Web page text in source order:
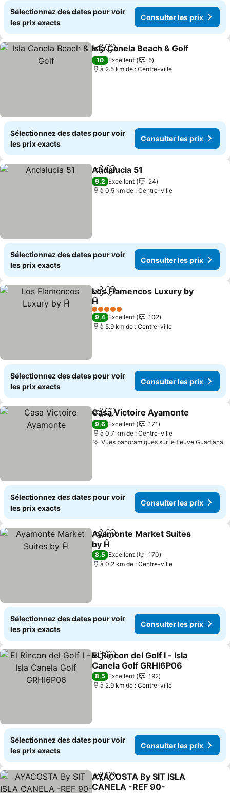
Sélectionnez des dates pour voir
les prix exacts
Consulter les prix
PartagerAjouter à mes favoris
Isla Canela Beach & Golf
10 Excellent
5
à 2.5 km de : Centre-ville
Sélectionnez des dates pour voir
les prix exacts
Consulter les prix
PartagerAjouter à mes favoris
Andalucia 51
9,2 Excellent
24
à 0.5 km de : Centre-ville
Sélectionnez des dates pour voir
les prix exacts
Consulter les prix
PartagerAjouter à mes favoris
Los Flamencos Luxury by
Ĥ
5 Étoiles
9,4 Excellent
102
à 5.9 km de : Centre-ville
Sélectionnez des dates pour voir
les prix exacts
Consulter les prix
PartagerAjouter à mes favoris
Casa Victoire Ayamonte
9,6 Excellent
171
à 0.7 km de : Centre-ville
Vues panoramiques sur le fleuve Guadiana
Sélectionnez des dates pour voir
les prix exacts
Consulter les prix
PartagerAjouter à mes favoris
Ayamonte Market Suites
by Ĥ
8,5 Excellent
170
à 0.2 km de : Centre-ville
Sélectionnez des dates pour voir
les prix exacts
Consulter les prix
PartagerAjouter à mes favoris
El Rincon del Golf I - Isla
Canela Golf GRHI6P06
8,5 Excellent
192
à 2.9 km de : Centre-ville
Sélectionnez des dates pour voir
les prix exacts
Consulter les prix
PartagerAjouter à mes favoris
AYACOSTA By SIT ISLA
CANELA -REF 90-